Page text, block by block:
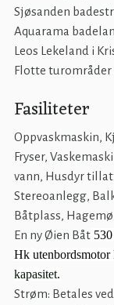
Sjøsanden
Aquarama
Leos Lekeland i
Flotte
Fasiliteter
Oppvaskmaskin,
Fryser,
vann, Husdyr
Stereoanlegg,
Båtplass,
En ny Øien Båt
Hk
kapasitet.
Strøm: Betales